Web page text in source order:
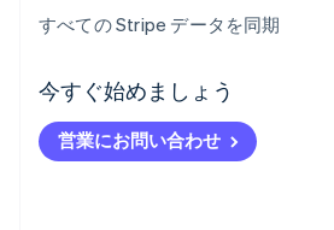
すべての Stripe データを同期
今すぐ始めましょう
営業にお問い合わせ
アイルランド
English
アメリカ
EnglishEspañol简体中文